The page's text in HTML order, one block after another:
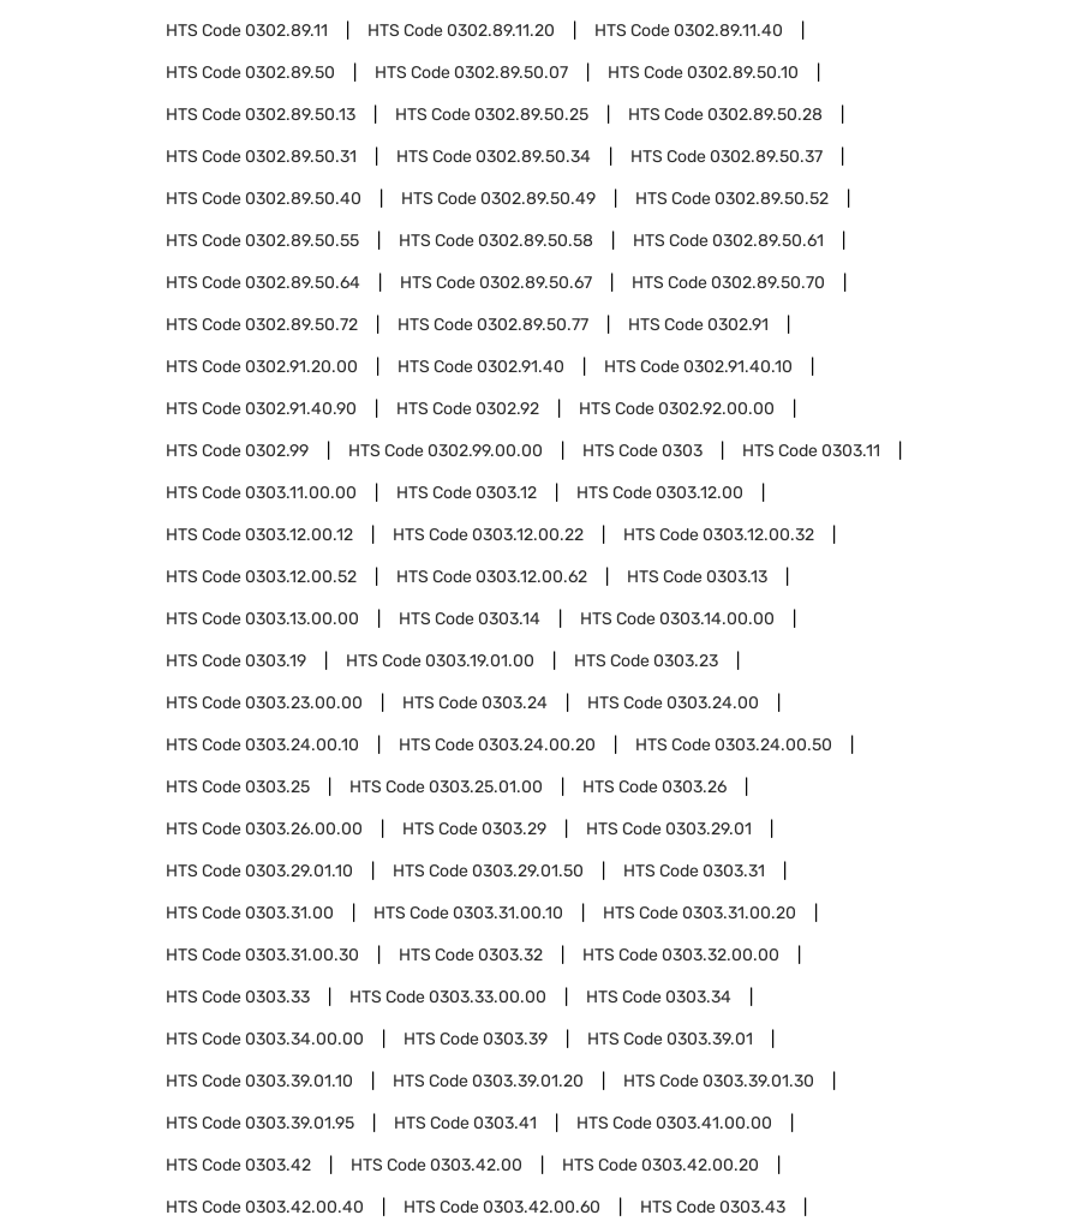
HTS Code0302.89.11 HTS Code0302.89.11.20 HTS Code0302.89.11.40
HTS Code0302.89.50 HTS Code0302.89.50.07 HTS Code0302.89.50.10
HTS Code0302.89.50.13 HTS Code0302.89.50.25 HTS Code0302.89.50.28
HTS Code0302.89.50.31 HTS Code0302.89.50.34 HTS Code0302.89.50.37
HTS Code0302.89.50.40 HTS Code0302.89.50.49 HTS Code0302.89.50.52
HTS Code0302.89.50.55 HTS Code0302.89.50.58 HTS Code0302.89.50.61
HTS Code0302.89.50.64 HTS Code0302.89.50.67 HTS Code0302.89.50.70
HTS Code0302.89.50.72 HTS Code0302.89.50.77 HTS Code0302.91
HTS Code0302.91.20.00 HTS Code0302.91.40 HTS Code0302.91.40.10
HTS Code0302.91.40.90 HTS Code0302.92 HTS Code0302.92.00.00
HTS Code0302.99 HTS Code0302.99.00.00 HTS Code0303 HTS Code0303.11
HTS Code0303.11.00.00 HTS Code0303.12 HTS Code0303.12.00
HTS Code0303.12.00.12 HTS Code0303.12.00.22 HTS Code0303.12.00.32
HTS Code0303.12.00.52 HTS Code0303.12.00.62 HTS Code0303.13
HTS Code0303.13.00.00 HTS Code0303.14 HTS Code0303.14.00.00
HTS Code0303.19 HTS Code0303.19.01.00 HTS Code0303.23
HTS Code0303.23.00.00 HTS Code0303.24 HTS Code0303.24.00
HTS Code0303.24.00.10 HTS Code0303.24.00.20 HTS Code0303.24.00.50
HTS Code0303.25 HTS Code0303.25.01.00 HTS Code0303.26
HTS Code0303.26.00.00 HTS Code0303.29 HTS Code0303.29.01
HTS Code0303.29.01.10 HTS Code0303.29.01.50 HTS Code0303.31
HTS Code0303.31.00 HTS Code0303.31.00.10 HTS Code0303.31.00.20
HTS Code0303.31.00.30 HTS Code0303.32 HTS Code0303.32.00.00
HTS Code0303.33 HTS Code0303.33.00.00 HTS Code0303.34
HTS Code0303.34.00.00 HTS Code0303.39 HTS Code0303.39.01
HTS Code0303.39.01.10 HTS Code0303.39.01.20 HTS Code0303.39.01.30
HTS Code0303.39.01.95 HTS Code0303.41 HTS Code0303.41.00.00
HTS Code0303.42 HTS Code0303.42.00 HTS Code0303.42.00.20
HTS Code0303.42.00.40 HTS Code0303.42.00.60 HTS Code0303.43